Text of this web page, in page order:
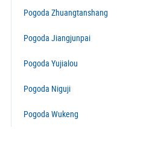
Pogoda Zhuangtanshang
Pogoda Jiangjunpai
Pogoda Yujialou
Pogoda Niguji
Pogoda Wukeng